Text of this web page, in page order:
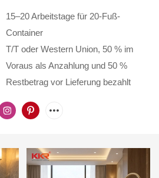
15–20 Arbeitstage für 20-Fuß-
Container
T/T oder Western Union, 50 % im
Voraus als Anzahlung und 50 %
Restbetrag vor Lieferung bezahlt